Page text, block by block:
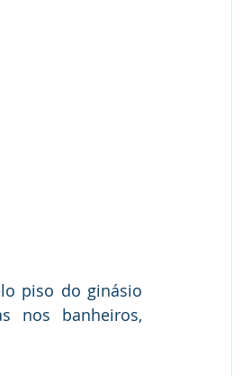
piso do ginásio
nos banheiros,